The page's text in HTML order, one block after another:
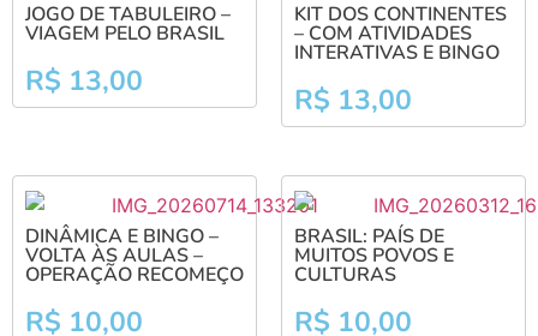
JOGO DE TABULEIRO –
VIAGEM PELO BRASIL
R$ 13,00
KIT DOS CONTINENTES
– COM ATIVIDADES
INTERATIVAS E BINGO
R$ 13,00
DINÂMICA E BINGO –
VOLTA ÀS AULAS –
OPERAÇÃO RECOMEÇO
R$ 10,00
BRASIL: PAÍS DE
MUITOS POVOS E
CULTURAS
R$ 10,00